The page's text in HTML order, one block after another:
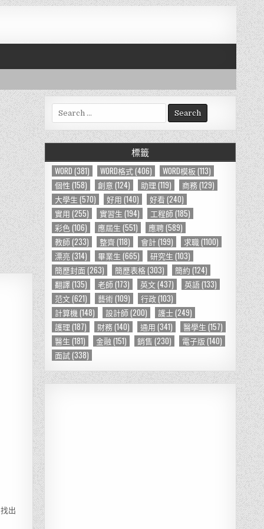
出
e
a
r
h
f
o
r
標籤
WORD (381) WORD格式(406) WORD模板(113)
個性 (158) 創意 (124) 助理 (119) 商務(129)
大學生 (570) 好用 (140) 好看 (240)
實用 (255) 實習生 (194) 工程師(185)
彩色(106) 應屆生 (551) 應聘(589)
教師(233) 整齊(118) 會計(199) 求職(1100)
漂亮 (314) 畢業生 (665) 研究生 (103)
簡歷封面(263) 簡歷表格(303) 簡約 (124)
翻譯(135) 老師(173) 英文(437) 英語(133)
范文(621) 藝術(109) 行政(103)
計算機 (148) 設計師(200) 護士(249)
護理 (187) 財務(140) 通用 (341) 醫學生 (157)
醫生 (181) 金融 (151) 銷售 (230) 電子版 (140)
面試(338)